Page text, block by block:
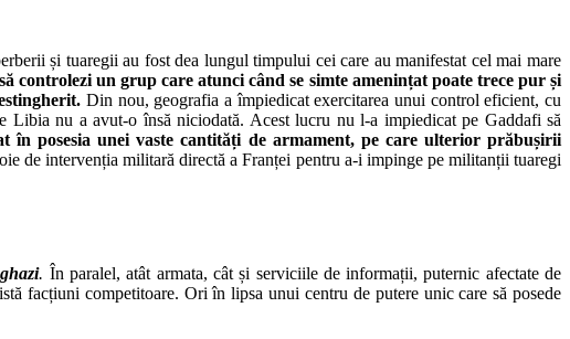
și tuaregii au fost dea lungul timpului cei care au manifestat cel mai mare
controlezi un grup care atunci când se simte amenințat poate trece pur și
Din nou, geografia a împiedicat exercitarea unui control eficient, cu
Libia nu a avut-o însă niciodată. Acest lucru nu l-a impiedicat pe Gaddafi să
în posesia unei vaste cantități de armament, pe care ulterior prăbușirii
de intervenția militară directă a Franței pentru a-i impinge pe militanții tuaregi
. În paralel, atât armata, cât și serviciile de informații, puternic afectate de
facțiuni competitoare. Ori în lipsa unui centru de putere unic care să posede